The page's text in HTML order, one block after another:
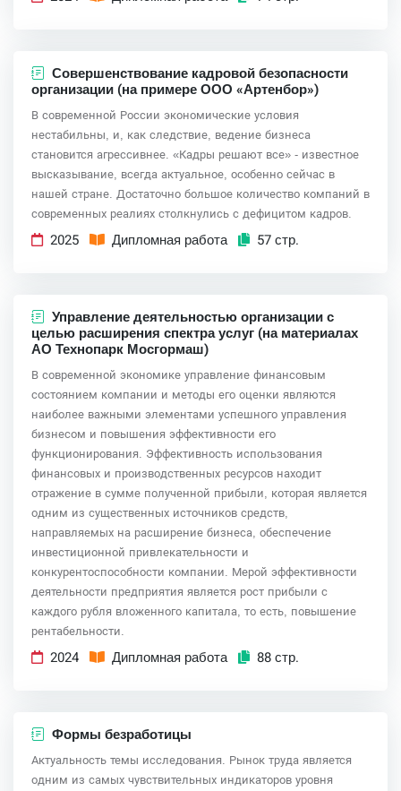
Совершенствование кадровой безопасности
организации (на примере ООО «Артенбор»)
В современной России экономические условия
нестабильны, и, как следствие, ведение бизнеса
становится агрессивнее. «Кадры решают все» - известное
высказывание, всегда актуальное, особенно сейчас в
нашей стране. Достаточно большое количество компаний в
современных реалиях столкнулись с дефицитом кадров.
2025 Дипломная работа 57 стр.
Управление деятельностью организации с
целью расширения спектра услуг (на материалах
АО Технопарк Мосгормаш)
В современной экономике управление финансовым
состоянием компании и методы его оценки являются
наиболее важными элементами успешного управления
бизнесом и повышения эффективности его
функционирования. Эффективность использования
финансовых и производственных ресурсов находит
отражение в сумме полученной прибыли, которая является
одним из существенных источников средств,
направляемых на расширение бизнеса, обеспечение
инвестиционной привлекательности и
конкурентоспособности компании. Мерой эффективности
деятельности предприятия является рост прибыли с
каждого рубля вложенного капитала, то есть, повышение
рентабельности.
2024 Дипломная работа 88 стр.
Формы безработицы
Актуальность темы исследования. Рынок труда является
одним из самых чувствительных индикаторов уровня